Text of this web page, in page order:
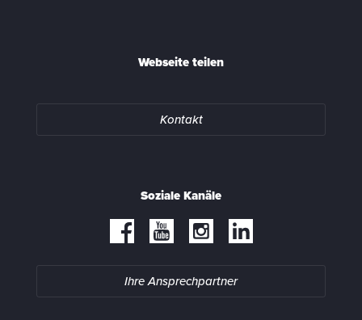
Webseite teilen
Kontakt
Soziale Kanäle
Ihre Ansprechpartner